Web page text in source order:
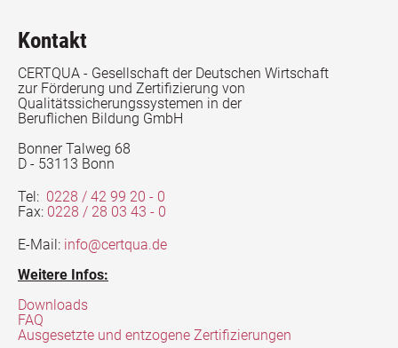
Kontakt
CERTQUA - Gesellschaft der Deutschen Wirtschaft
zur Förderung und Zertifizierung von
Qualitätssicherungssystemen in der
Beruflichen Bildung GmbH
Bonner Talweg 68
D - 53113 Bonn
Tel: 0228 / 42 99 20 - 0
Fax: 0228 / 28 03 43 - 0
E-Mail: info@certqua.de
Weitere Infos:
Downloads
FAQ
Ausgesetzte und entzogene Zertifizierungen